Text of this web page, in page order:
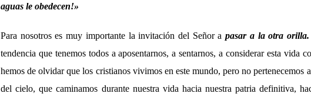
aguas le obedecen!»
Para nosotros es muy importante la invitación del Señor apasar a la otra orilla.
tendencia que tenemos todos a aposentarnos, a sentarnos, a considerar esta vida
hemos de olvidar que los cristianos vivimos en este mundo, pero no pertenecemos
del cielo, que caminamos durante nuestra vida hacia nuestra patria definitiva,